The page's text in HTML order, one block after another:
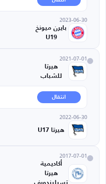
2023-06-30
بايرن ميونخ
U19
2021-07-01
هيرتا
للشباب
انتقال
2022-06-30
هيرتا U17
2017-07-01
أكاديمية
هيرتا